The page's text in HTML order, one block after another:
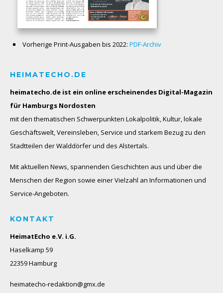
Vorherige Print-Ausgaben bis 2022: PDF-Archiv
HEIMATECHO.DE
heimatecho.de ist ein online erscheinendes Digital-Magazin
für Hamburgs Nordosten
mit den thematischen Schwerpunkten Lokalpolitik, Kultur, lokale
Geschäftswelt, Vereinsleben, Service und starkem Bezug zu den
Stadtteilen der Walddörfer und des Alstertals.
Mit aktuellen News, spannenden Geschichten aus und über die
Menschen der Region sowie einer Vielzahl an Informationen und
Service-Angeboten.
KONTAKT
HeimatEcho e.V. i.G.
Haselkamp 59
22359 Hamburg
heimatecho-redaktion@gmx.de